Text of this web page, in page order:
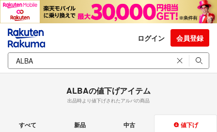
ログイン 会員登録
ALBAの値下げアイテム
出品時より値下げされたアルバの商品
すべて 新品 中古 値下げ